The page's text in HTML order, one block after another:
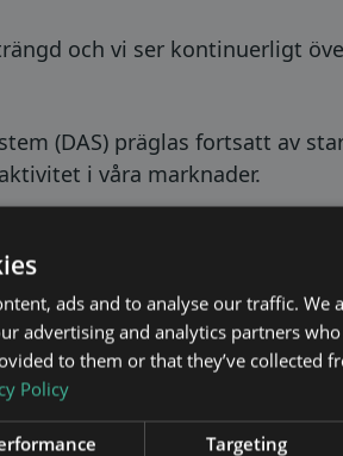
och vi ser kontinuerligt
(DAS) präglas fortsatt av
i våra marknader.
att bygga ett globalt, lönsamt,
fokus på disciplin, fokus
ads and to analyse our traffic. We
advertising and analytics partners
to them or that they’ve collected
Policy
Targeting